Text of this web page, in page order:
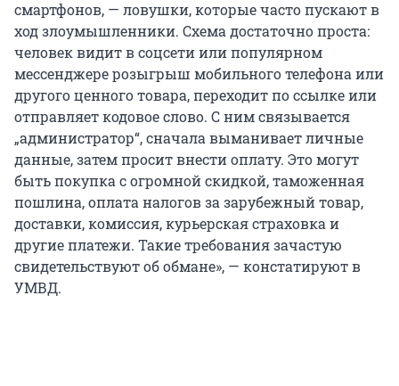
смартфонов, — ловушки, которые часто пускают в
ход злоумышленники. Схема достаточно проста:
человек видит в соцсети или популярном
мессенджере розыгрыш мобильного телефона или
другого ценного товара, переходит по ссылке или
отправляет кодовое слово. С ним связывается
„администратор“, сначала выманивает личные
данные, затем просит внести оплату. Это могут
быть покупка с огромной скидкой, таможенная
пошлина, оплата налогов за зарубежный товар,
доставки, комиссия, курьерская страховка и
другие платежи. Такие требования зачастую
свидетельствуют об обмане», — констатируют в
УМВД.